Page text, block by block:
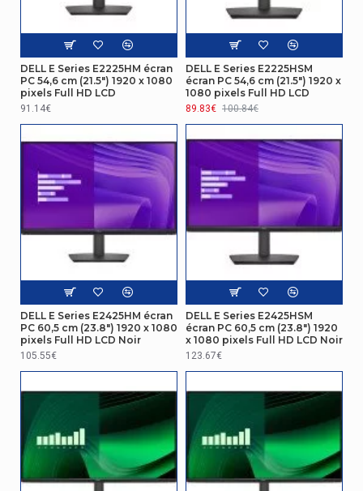
ComfortView
Taille visualisable
verticale
39,2 cm
Type HD 4K Ultra HD
Type de rétro
Palette de couleurs
Conditions environnementales
Taux d'humidité de
fonctionnement
20 - 80%
Taux d'humidité relative
(stockage)
Connectivité
Type de porte USB
amont
USB Type-C
DELL E Series E2225HM écran
PC 54,6 cm (21.5") 1920 x 1080
pixels Full HD LCD
91.14€
DELL E Series E2225HSM
écran PC 54,6 cm (21.5") 1920 x
1080 pixels Full HD LCD
89.83€ 100.84€
DELL E Series E2425HM écran
PC 60,5 cm (23.8") 1920 x 1080
pixels Full HD LCD Noir
105.55€
DELL E Series E2425HSM
écran PC 60,5 cm (23.8") 1920
x 1080 pixels Full HD LCD Noir
123.67€